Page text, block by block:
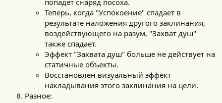
попадет снаряд посоха.
Теперь, когда "Успокоение" спадает в
результате наложения другого заклинания,
воздействующего на разум, "Захват душ"
также спадает.
Эффект "Захвата душ" больше не действует на
статичные объекты.
Восстановлен визуальный эффект
накладывания этого заклинания на цели.
Разное: